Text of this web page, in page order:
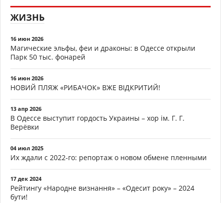
ЖИЗНЬ
16 июн 2026
Магические эльфы, феи и драконы: в Одессе открыли
Парк 50 тыс. фонарей
16 июн 2026
НОВИЙ ПЛЯЖ «РИБАЧОК» ВЖЕ ВІДКРИТИЙ!
13 апр 2026
В Одессе выступит гордость Украины – хор ім. Г. Г.
Верёвки
04 июл 2025
Их ждали с 2022-го: репортаж о новом обмене пленными
17 дек 2024
Рейтингу «Народне визнання» – «Одесит року» – 2024
бути!